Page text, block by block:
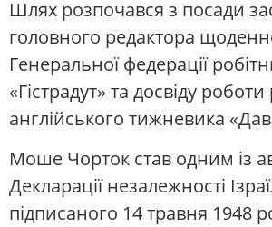
Шлях розпочався з посади
головного редактора
Генеральної федерації
«Гістрадут» та досвіду
англійського тижневика
Моше Чорток став одним із
Декларації незалежності
підписаного 14 травня 1948